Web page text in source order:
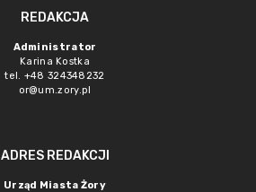
REDAKCJA
Administrator
Karina Kostka
tel. +48 324348232
or@um.zory.pl
ADRES REDAKCJI
Urząd Miasta Żory